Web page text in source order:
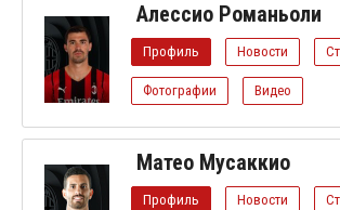
Алессио Романьоли
Профиль Новости
Фотографии Видео
Матео Мусаккио
Профиль Новости